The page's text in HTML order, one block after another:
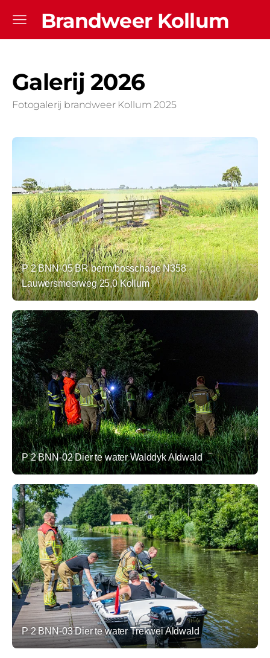
Brandweer Kollum
Galerij 2026
Fotogalerij brandweer Kollum 2025
P 2 BNN-05 BR berm/bosschage N358 -
Lauwersmeerweg 25,0 Kollum
P 2 BNN-02 Dier te water Walddyk Aldwald
P 2 BNN-03 Dier te water Trekwei Aldwald